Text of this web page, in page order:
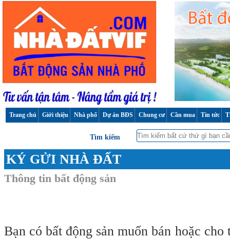
Trang chủ Giới thiệu Nhà phố Dự án BĐS Chung cư Cần mua Tin tức
Tìm kiếm
KÝ GỬI NHÀ ĐẤT
Thông tin bất động sản
Bạn có bất động sản muốn bán hoặc